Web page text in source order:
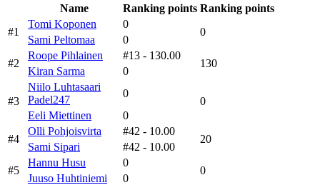
Name
Ranking points Ranking points
#1
Tomi Koponen 0
0
Sami Peltomaa
0
#2
Roope Pihlainen #13 - 130.00
130
Kiran Sarma 0
#3
Niilo Luhtasaari
Padel247
0
0
Eeli Miettinen
0
#4
Olli Pohjoisvirta #42 - 10.00
20
Sami Sipari #42 - 10.00
#5
Hannu Husu 0
0
Juuso Huhtiniemi
0